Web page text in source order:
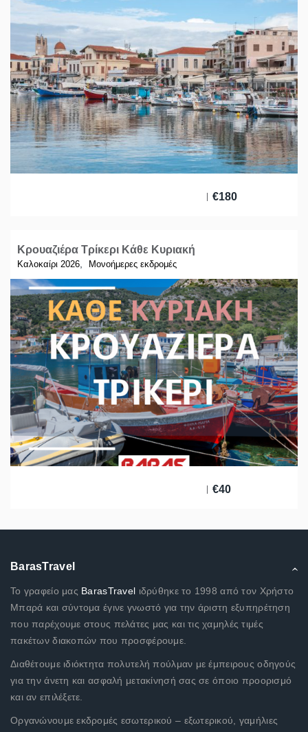
€180
Κρουαζιέρα Τρίκερι Κάθε Κυριακή
Καλοκαίρι 2026 Μονοήμερες εκδρομές
€40
BarasTravel
Το γραφείο μας BarasTravel ιδρύθηκε το 1998 από τον Χρήστο
Μπαρά και σύντομα έγινε γνωστό για την άριστη εξυπηρέτηση
που παρέχουμε στους πελάτες μας και τις χαμηλές τιμές
πακέτων διακοπών που προσφέρουμε.
Διαθέτουμε ιδιόκτητα πολυτελή πούλμαν με έμπειρους οδηγούς
για την άνετη και ασφαλή μετακίνησή σας σε όποιο προορισμό
και αν επιλέξετε.
Οργανώνουμε εκδρομές εσωτερικού – εξωτερικού, γαμήλιες